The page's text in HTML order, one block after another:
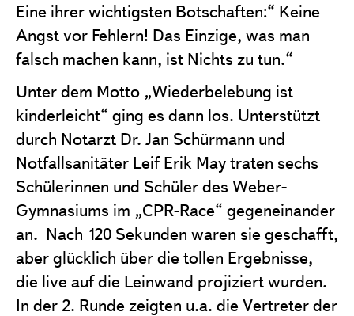
Eine ihrer wichtigsten Botschaften:“ Keine
Angst vor Fehlern! Das Einzige, was man
falsch machen kann, ist Nichts zu tun.“
Unter dem Motto „Wiederbelebung ist
kinderleicht“ ging es dann los. Unterstützt
durch Notarzt Dr. Jan Schürmann und
Notfallsanitäter Leif Erik May traten sechs
Schülerinnen und Schüler des Weber-
Gymnasiums im „CPR-Race“ gegeneinander
an. Nach 120 Sekunden waren sie geschafft,
aber glücklich über die tollen Ergebnisse,
die live auf die Leinwand projiziert wurden.
In der 2. Runde zeigten u.a. die Vertreter der